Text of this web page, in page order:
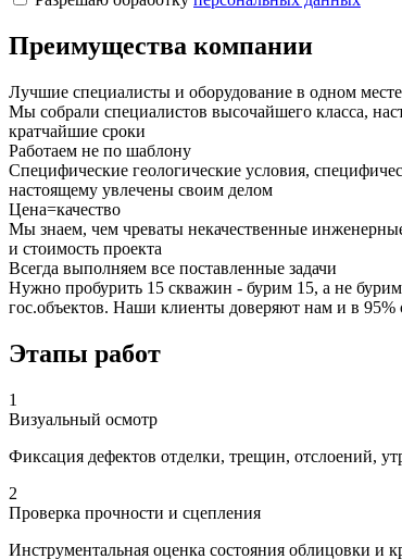
Преимущества компании
Лучшие специалисты и оборудование в одном месте
Мы собрали специалистов высочайшего класса,
кратчайшие сроки
Работаем не по шаблону
Специфические геологические условия,
настоящему увлечены своим делом
Цена=качество
Мы знаем, чем чреваты некачественные
и стоимость проекта
Всегда выполняем все поставленные задачи
Нужно пробурить 15 скважин - бурим 15, а не
гос.объектов. Наши клиенты доверяют нам и в
Этапы работ
1
Визуальный осмотр
Фиксация дефектов отделки, трещин, отслоений,
2
Проверка прочности и сцепления
Инструментальная оценка состояния облицовки и